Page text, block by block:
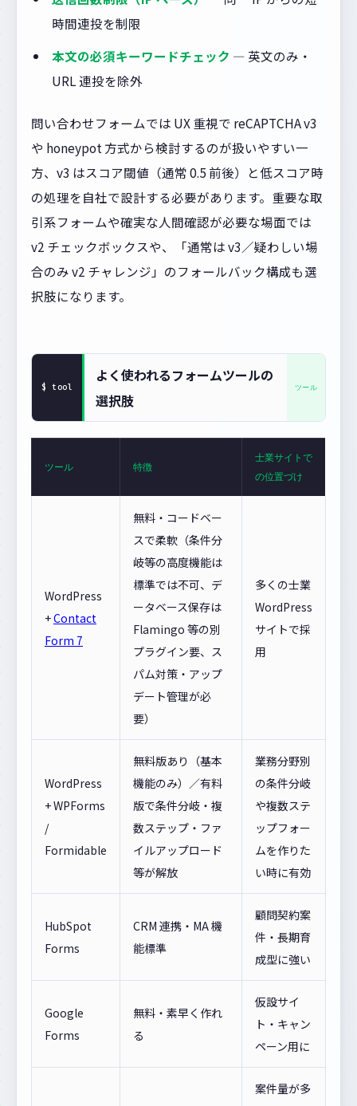
時間連投を制限
本文の必須キーワードチェック — 英文のみ・
URL 連投を除外
問い合わせフォームでは UX 重視で reCAPTCHA v3
や honeypot 方式から検討するのが扱いやすい一
方、v3 はスコア閾値（通常 0.5 前後）と低スコア時
の処理を自社で設計する必要があります。重要な取
引系フォームや確実な人間確認が必要な場面では
v2 チェックボックスや、「通常は v3／疑わしい場
合のみ v2 チャレンジ」のフォールバック構成も選
択肢になります。
よく使われるフォームツールの
選択肢
ツール 特徴
士業サイトで
の位置づけ
WordPress
+Contact
Form 7
無料・コードベー
スで柔軟（条件分
岐等の高度機能は
標準では不可、デ
ータベース保存は
Flamingo 等の別
プラグイン要、ス
パム対策・アップ
デート管理が必
要）
多くの士業
WordPress
サイトで採
用
WordPress
+ WPForms
/
Formidable
無料版あり（基本
機能のみ）／有料
版で条件分岐・複
数ステップ・ファ
イルアップロード
等が解放
業務分野別
の条件分岐
や複数ステ
ップフォー
ムを作りた
い時に有効
HubSpot
Forms
CRM 連携・MA 機
能標準
顧問契約案
件・長期育
成型に強い
Google
Forms
無料・素早く作れ
る
仮設サイ
ト・キャン
ペーン用に
案件量が多